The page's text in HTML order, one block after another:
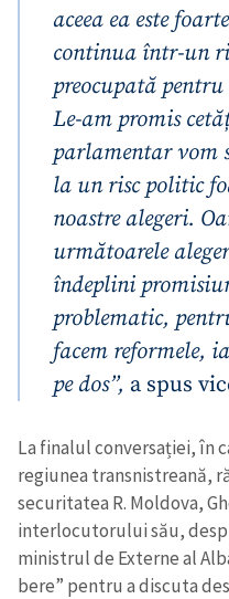
aceea ea este
continua într-un
preocupată
Le-am promis
parlamentar vom
la un risc politic
noastre alegeri.
următoarele
îndeplini
problematic,
facem reformele,
pe dos”, a spus
La finalul conversației, în
regiunea transnistreană,
securitatea R. Moldova,
interlocutorului său,
ministrul de Externe al
bere” pentru a discuta